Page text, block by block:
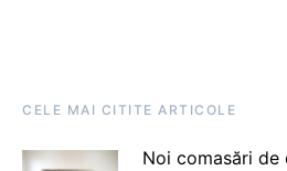
CELE MAI CITITE ARTICOLE
Noi comasări de